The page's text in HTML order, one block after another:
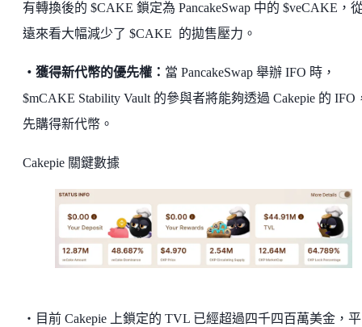
有轉換後的 $CAKE 鎖定為 PancakeSwap 中的 $veCAKE，
遠來看大幅減少了 $CAKE 的拋售壓力。
・獲得新代幣的優先權： 當 PancakeSwap 舉辦 IFO 時，
$mCAKE Stability Vault 的參與者將能夠透過 Cakepie 的 IFO
先購得新代幣。
Cakepie 關鍵數據
・目前 Cakepie 上鎖定的 TVL 已經超過四千四百萬美金，